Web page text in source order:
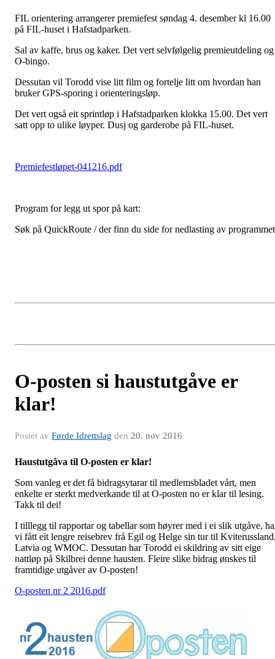
FIL orientering arrangerer premiefest søndag 4. desember kl 16.00
på FIL-huset i Hafstadparken.
Sal av kaffe, brus og kaker. Det vert selvfølgelig premieutdeling og
O-bingo.
Dessutan vil Torodd vise litt film og fortelje litt om hvordan han
bruker GPS-sporing i orienteringsløp.
Det vert også eit sprintløp i Hafstadparken klokka 15.00. Det vert
satt opp to ulike løyper. Dusj og garderobe på FIL-huset.
Premiefestløpet-041216.pdf
Program for legg ut spor på kart:
Søk på QuickRoute / der finn du side for nedlasting av
O-posten si haustutgåve er
klar!
Postet av Førde Idrettslag den 20. nov 2016
Haustutgåva til O-posten er klar!
Som vanleg er det få bidragsytarar til medlemsbladet vårt, men
enkelte er sterkt medverkande til at O-posten no er klar til lesing.
Takk til dei!
I tilllegg til rapportar og tabellar som høyrer med i ei slik utgåve,
vi fått eit lengre reisebrev frå Egil og Helge sin tur til
Latvia og WMOC. Dessutan har Torodd ei skildring av sitt eige
nattløp på Skilbrei denne hausten. Fleire slike bidrag ønskes til
framtidige utgåver av O-posten!
O-posten nr 2 2016.pdf